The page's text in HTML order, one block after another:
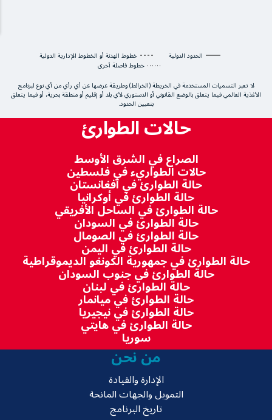
الحدود الدولية خطوط الهدنة أو الخطوط الإدارية الدولية
خطوط فاصلة أخرى
لا تعبر التسميات المستخدمة في الخريطة (الخرائط) وطريقة عرضها عن أي رأي من أي نوع لبرنامج
الأغذية العالمي فيما يتعلق بالوضع القانوني أو الدستوري لأي بلد أو إقليم أو منطقة بحرية، أو فيما يتعلق
بتعيين الحدود.
حالات الطوارئ
الصراع في الشرق الأوسط
حالات الطواريء في فلسطين
حالة الطوارئ في أفغانستان
حالة الطوارئ في أوكرانيا
حالة الطوارئ في الساحل الأفريقي
حالة الطوارئ في السودان
حالة الطوارئ في الصومال
حالة الطوارئ في اليمن
حالة الطوارئ في جمهورية الكونغو الديموقراطية
حالة الطوارئ في جنوب السودان
حالة الطوارئ في لبنان
حالة الطوارئ في ميانمار
حالة الطوارئ في نيجيريا
حالة الطوارئ في هايتي
سوريا
من نحن
الإدارة والقيادة
التمويل والجهات المانحة
تاريخ البرنامج